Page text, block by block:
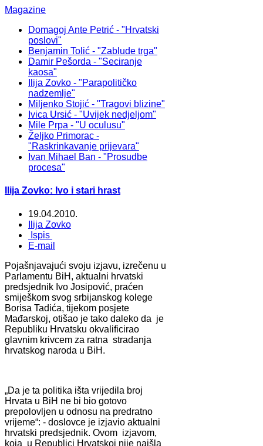
Magazine
Domagoj Ante Petrić - "Hrvatski
poslovi"
Benjamin Tolić - "Zablude trga"
Damir Pešorda - "Seciranje
kaosa"
Ilija Zovko - "Parapolitičko
nadzemlje"
Miljenko Stojić - "Tragovi blizine"
Ivica Ursić - "Uvijek nedjeljom"
Mile Prpa - "U oculusu"
Željko Primorac -
"Raskrinkavanje prijevara"
Ivan Mihael Ban - "Prosudbe
procesa"
Ilija Zovko: Ivo i stari hrast
19.04.2010.
Ilija Zovko
Ispis
E-mail
Pojašnjavajući svoju izjavu, izrečenu u
Parlamentu BiH, aktualni hrvatski
predsjednik Ivo Josipović, praćen
smiješkom svog srbijanskog kolege
Borisa Tadića, tijekom posjete
Mađarskoj, otišao je tako daleko da je
Republiku Hrvatsku okvalificirao
glavnim krivcem za ratna stradanja
hrvatskog naroda u BiH.
„Da je ta politika išta vrijedila broj
Hrvata u BiH ne bi bio gotovo
prepolovljen u odnosu na predratno
vrijeme“: - doslovce je izjavio aktualni
hrvatski predsjednik. Ovom izjavom,
koja u Republici Hrvatskoj nije naišla